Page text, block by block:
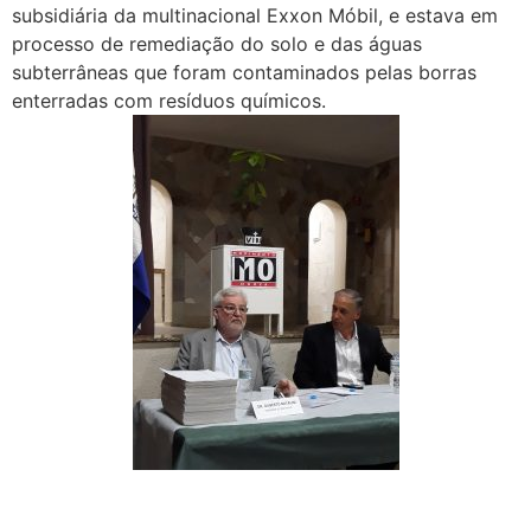
subsidiária da multinacional Exxon Móbil, e estava em
processo de remediação do solo e das águas
subterrâneas que foram contaminados pelas borras
enterradas com resíduos químicos.